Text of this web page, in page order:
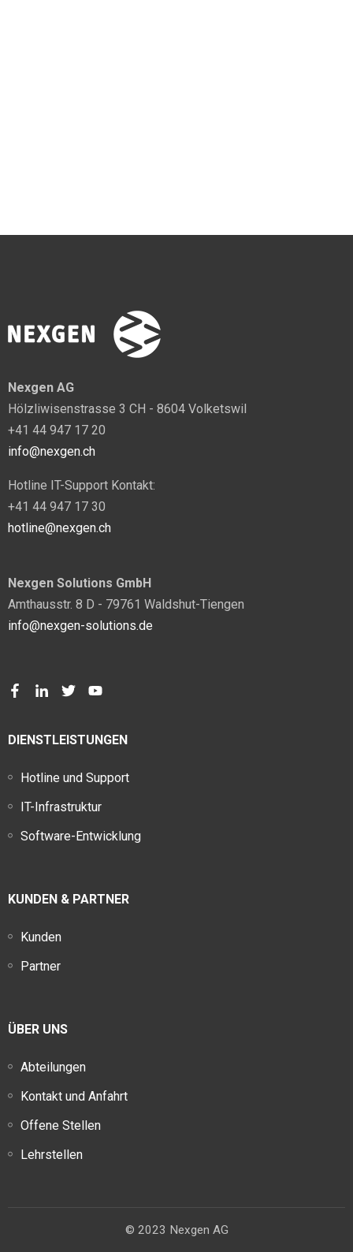
Nexgen AG
Hölzliwisenstrasse 3 CH - 8604 Volketswil
+41 44 947 17 20
info@nexgen.ch
Hotline IT-Support Kontakt:
+41 44 947 17 30
hotline@nexgen.ch
Nexgen Solutions GmbH
Amthausstr. 8 D - 79761 Waldshut-Tiengen
info@nexgen-solutions.de
DIENSTLEISTUNGEN
Hotline und Support
IT-Infrastruktur
Software-Entwicklung
KUNDEN & PARTNER
Kunden
Partner
ÜBER UNS
Abteilungen
Kontakt und Anfahrt
Offene Stellen
Lehrstellen
© 2023 Nexgen AG